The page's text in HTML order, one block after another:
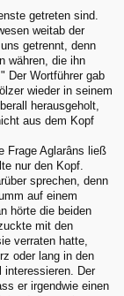
getreten sind.
weitab der
getrennt, denn
währen, die ihn
Der Wortführer gab
wieder in seinem
herausgeholt,
aus dem Kopf
Frage Aglarâns ließ
nur den Kopf.
sprechen, denn
auf einem
hörte die beiden
mit den
verraten hatte,
oder lang in den
interessieren. Der
er irgendwie einen